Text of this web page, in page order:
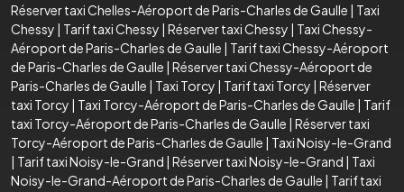
Réserver taxi Chelles-Aéroport de Paris-Charles de Gaulle | Taxi
Chessy | Tarif taxi Chessy | Réserver taxi Chessy | Taxi Chessy-
Aéroport de Paris-Charles de Gaulle | Tarif taxi Chessy-Aéroport
de Paris-Charles de Gaulle | Réserver taxi Chessy-Aéroport de
Paris-Charles de Gaulle | Taxi Torcy | Tarif taxi Torcy | Réserver
taxi Torcy | Taxi Torcy-Aéroport de Paris-Charles de Gaulle | Tarif
taxi Torcy-Aéroport de Paris-Charles de Gaulle | Réserver taxi
Torcy-Aéroport de Paris-Charles de Gaulle | Taxi Noisy-le-Grand
| Tarif taxi Noisy-le-Grand | Réserver taxi Noisy-le-Grand | Taxi
Noisy-le-Grand-Aéroport de Paris-Charles de Gaulle | Tarif taxi